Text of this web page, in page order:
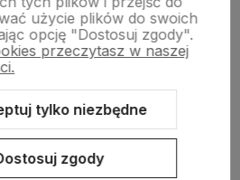
użycie plików do swoich
opcję "Dostosuj zgody".
przeczytasz w naszej
tylko niezbędne
zgody